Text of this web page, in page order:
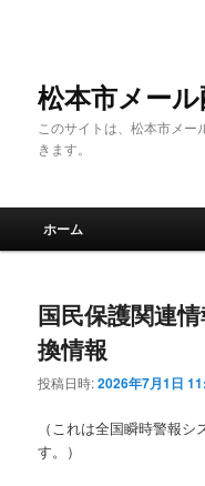
松本市メー
このサイトは、松本市メ
きます。
ホーム
国民保護関連
換情報
投稿日時:2026年7月1日
（これは全国瞬時警報
す。）